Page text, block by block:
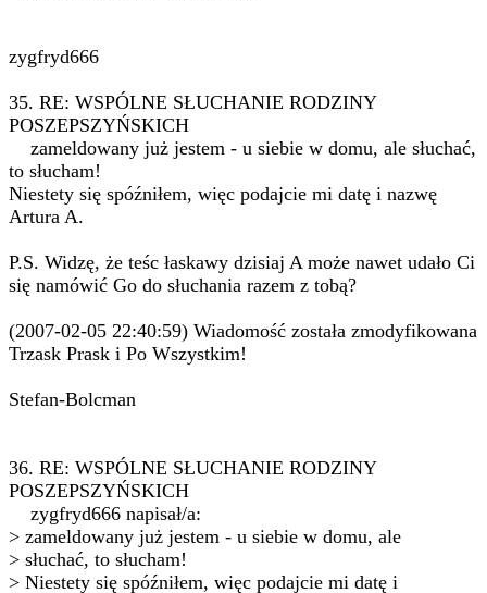
zygfryd666
35. RE: WSPÓLNE SŁUCHANIE RODZINY
POSZEPSZYŃSKICH
zameldowany już jestem - u siebie w domu, ale słuchać,
to słucham!
Niestety się spóźniłem, więc podajcie mi datę i nazwę
Artura A.
P.S. Widzę, że teśc łaskawy dzisiaj A może nawet udało Ci
się namówić Go do słuchania razem z tobą?
(2007-02-05 22:40:59) Wiadomość została zmodyfikowana
Trzask Prask i Po Wszystkim!
Stefan-Bolcman
36. RE: WSPÓLNE SŁUCHANIE RODZINY
POSZEPSZYŃSKICH
zygfryd666 napisał/a:
> zameldowany już jestem - u siebie w domu, ale
> słuchać, to słucham!
> Niestety się spóźniłem, więc podajcie mi datę i